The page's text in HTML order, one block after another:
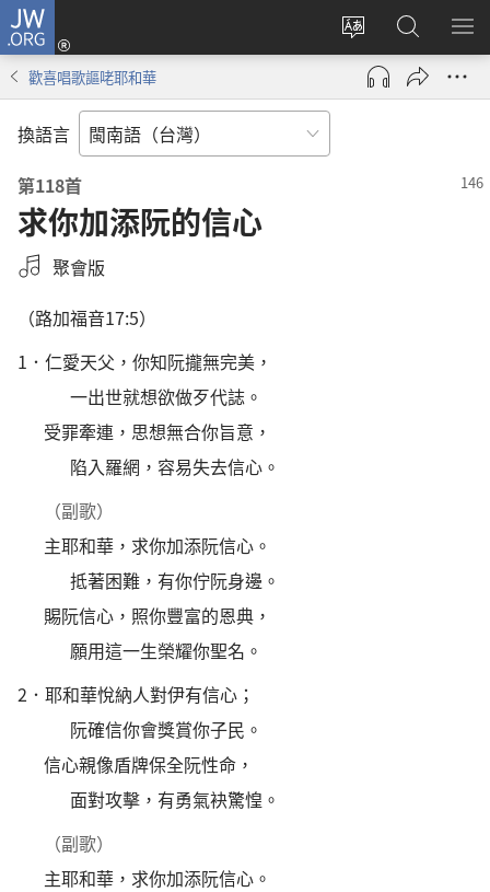
JW.ORG
換
網
站
登
入
（開
新
搜
尋
JW.ORG
選
歡喜唱歌謳咾耶和華
換語言
第118首
求你加添阮的信心
選
音
式
聚會版
（路加福音17:5）
1． 仁愛天父，你知阮攏無完美，
一出世就想欲做歹代誌。
受罪牽連，思想無合你旨意，
陷入羅網，容易失去信心。
（副歌）
主耶和華，求你加添阮信心。
抵著困難，有你佇阮身邊。
賜阮信心，照你豐富的恩典，
願用這一生榮耀你聖名。
2． 耶和華悅納人對伊有信心；
阮確信你會獎賞你子民。
信心親像盾牌保全阮性命，
面對攻擊，有勇氣袂驚惶。
（副歌）
主耶和華，求你加添阮信心。